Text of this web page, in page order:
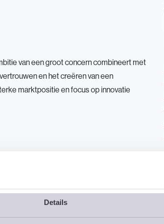
Details
van een groot concern combineert met
en het creëren van een
marktpositie en focus op innovatie